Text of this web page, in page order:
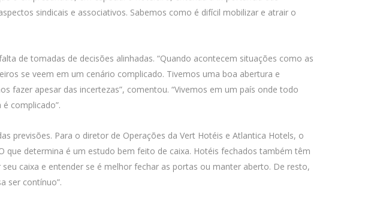
sindicais e associativos. Sabemos como é difícil mobilizar e atrair o
de tomadas de decisões alinhadas. “Quando acontecem situações como as
se veem em um cenário complicado. Tivemos uma boa abertura e
apesar das incertezas”, comentou. “Vivemos em um país onde todo
complicado”.
previsões. Para o diretor de Operações da Vert Hotéis e Atlantica Hotels, o
que determina é um estudo bem feito de caixa. Hotéis fechados também têm
caixa e entender se é melhor fechar as portas ou manter aberto. De resto,
ser contínuo”.